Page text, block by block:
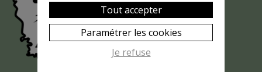
MASQUÉE
?
Tout accepter
Paramétrer les cookies
Je refuse